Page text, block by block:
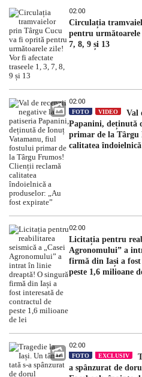
02:00
Circulația
pentru următoarele
7, 8, 9 și 13
02:00
FOTO VIDEO
Val
Papanini, deținută
primar de la Târgu
calitatea
02:00
Licitația pentru
Agronomului” a
firmă din Iași a fost
peste 1,6 milioane
02:00
FOTO EXCLUSIV
a spânzurat de